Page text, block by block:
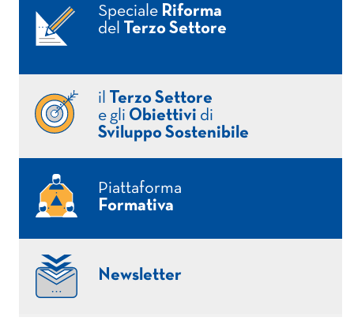
Speciale Riforma
del
Terzo Settore
il
Terzo Settore
e gli Obiettivi di
Sviluppo Sostenibile
Piattaforma
Formativa
Newsletter